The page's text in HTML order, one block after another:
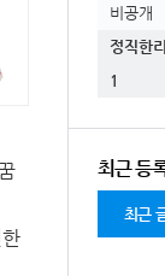
비공개
정직한
1
최근 등
최근